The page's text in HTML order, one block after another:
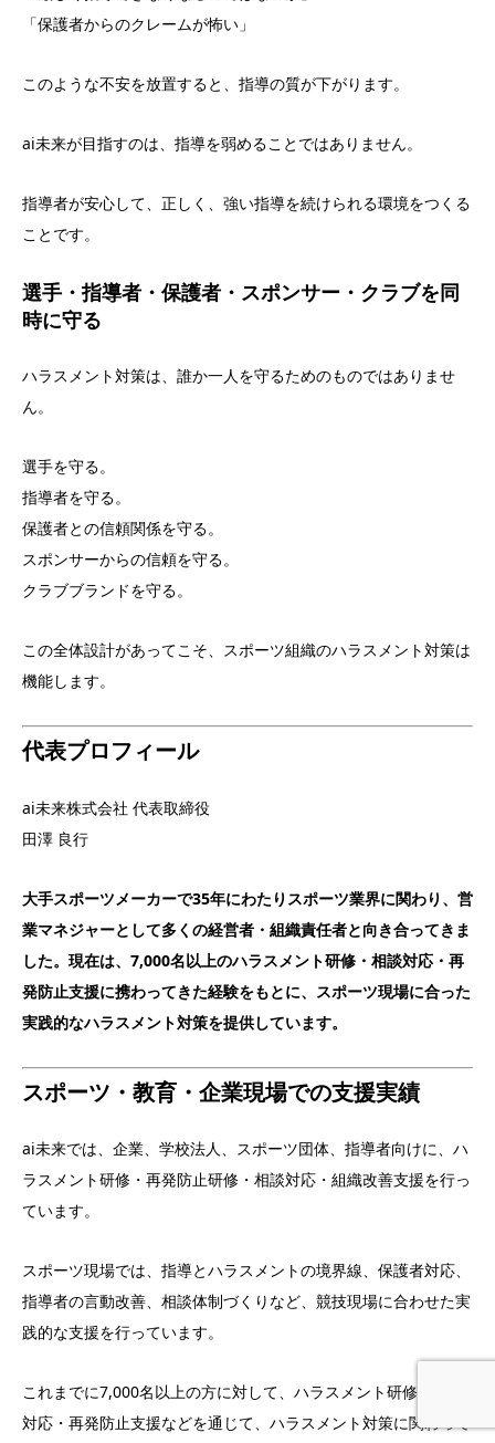
「保護者からのクレームが怖い」
このような不安を放置すると、指導の質が下がります。
ai未来が目指すのは、指導を弱めることではありません。
指導者が安心して、正しく、強い指導を続けられる環境をつくる
ことです。
選手・指導者・保護者・スポンサー・クラブを同
時に守る
ハラスメント対策は、誰か一人を守るためのものではありませ
ん。
選手を守る。
指導者を守る。
保護者との信頼関係を守る。
スポンサーからの信頼を守る。
クラブブランドを守る。
この全体設計があってこそ、スポーツ組織のハラスメント対策は
機能します。
代表プロフィール
ai未来株式会社 代表取締役
田澤 良行
大手スポーツメーカーで35年にわたりスポーツ業界に関わり、営
業マネジャーとして多くの経営者・組織責任者と向き合ってきま
した。 現在は、7,000名以上のハラスメント研修・相談対応・再
発防止支援に携わってきた経験をもとに、スポーツ現場に合った
実践的なハラスメント対策を提供しています。
スポーツ・教育・企業現場での支援実績
ai未来では、企業、学校法人、スポーツ団体、指導者向けに、ハ
ラスメント研修・再発防止研修・相談対応・組織改善支援を行っ
ています。
スポーツ現場では、指導とハラスメントの境界線、保護者対応、
指導者の言動改善、相談体制づくりなど、競技現場に合わせた実
践的な支援を行っています。
これまでに7,000名以上の方に対して、ハラスメント研修・相談
対応・再発防止支援などを通じて、ハラスメント対策に関わって